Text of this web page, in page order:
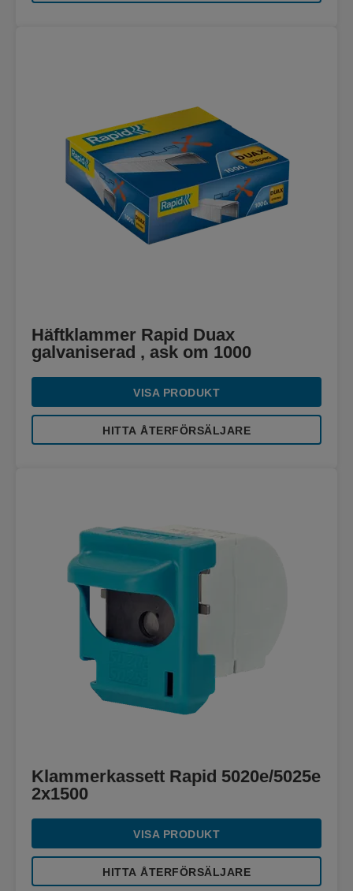
Häftklammer Rapid Duax
galvaniserad , ask om 1000
VISA PRODUKT
HITTA ÅTERFÖRSÄLJARE
Klammerkassett Rapid 5020e/5025e
2x1500
VISA PRODUKT
HITTA ÅTERFÖRSÄLJARE